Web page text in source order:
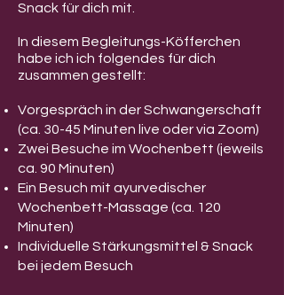
Snack für dich mit.
In diesem Begleitungs-Köfferchen
habe ich ich folgendes für dich
zusammen gestellt:
Vorgespräch in der Schwangerschaft
(ca. 30-45 Minuten live oder via Zoom)
Zwei Besuche im Wochenbett (jeweils
ca. 90 Minuten)
Ein Besuch mit ayurvedischer
Wochenbett-Massage (ca. 120
Minuten)
Individuelle Stärkungsmittel & Snack
bei jedem Besuch